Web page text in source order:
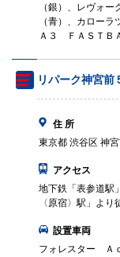
（銀）、レヴォ
（青）、カロー
Ａ３ ＦＡＳＴＢ
リパーク神宮前
住 所
東京都 渋谷区 神
アクセス
地下鉄「表参道駅
〈原宿〉駅」より
設置車両
フォレスター Ａ